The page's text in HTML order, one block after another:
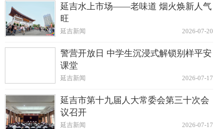
延吉水上市场——老味道 烟火焕新人气
旺
2026-07-20
延吉新闻
警营开放日 中学生沉浸式解锁别样平安
课堂
2026-07-17
延吉新闻
延吉市第十九届人大常委会第三十次会
议召开
2026-07-17
延吉新闻